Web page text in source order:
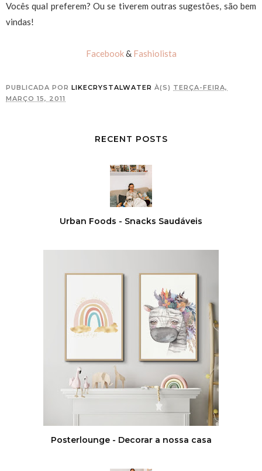
Vocês qual preferem? Ou se tiverem outras sugestões, são bem
vindas!
Facebook& Fashiolista
PUBLICADA POR LIKECRYSTALWATER À(S) TERÇA-FEIRA,
MARÇO 15, 2011
RECENT POSTS
Urban Foods - Snacks Saudáveis
Posterlounge - Decorar a nossa casa